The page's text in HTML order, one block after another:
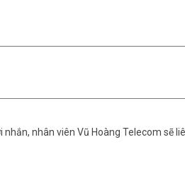
nhân viên Vũ Hoàng Telecom sẽ